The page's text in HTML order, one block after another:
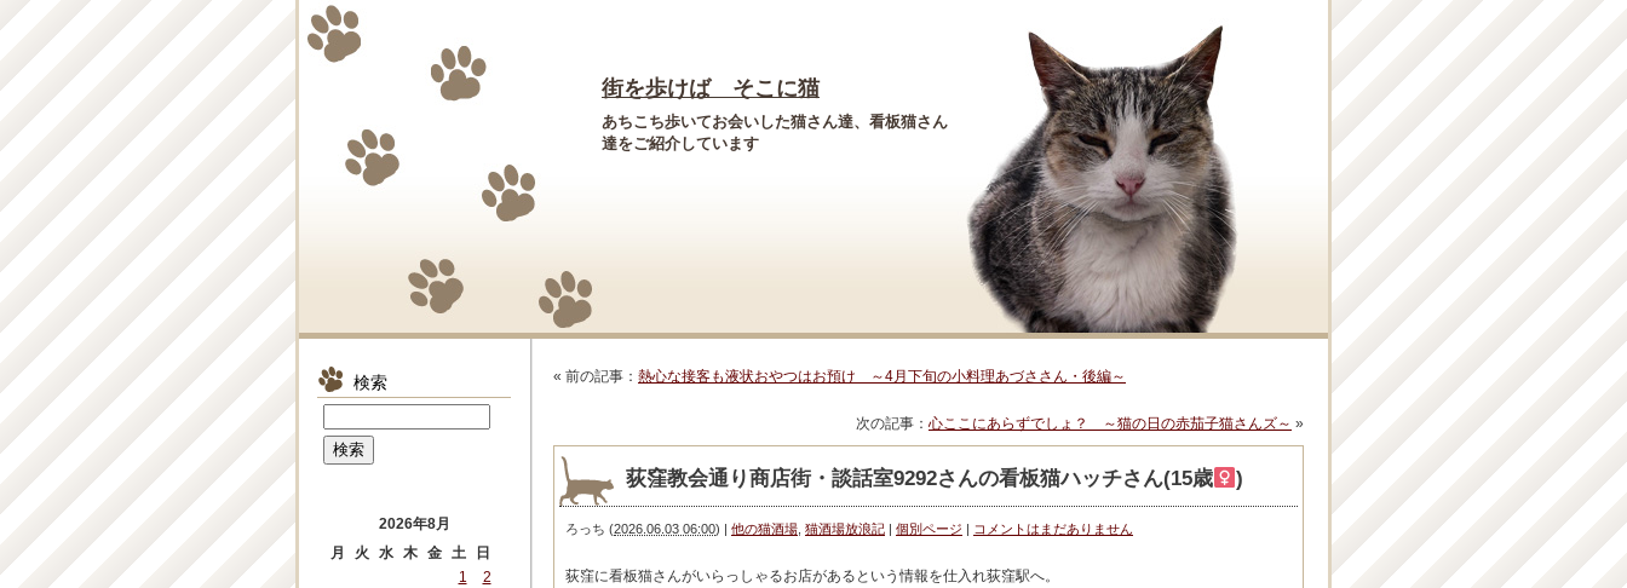
街を歩けば そこに猫
あちこち歩いてお会いした猫さん達、看板猫さん
達をご紹介しています
« 前の記事： 熱心な接客も液状おやつはお預け ～4月下旬の小料理あづささん・後編～
次の記事： 心ここにあらずでしょ？ ～猫の日の赤茄子猫さんズ～ »
荻窪教会通り商店街・談話室9292さんの看板猫ハッチさん(15歳 )
ろっち (2026.06.03 06:00) | 他の猫酒場 猫酒場放浪記 | 個別ページ | コメントはまだありません
荻窪に看板猫さんがいらっしゃるお店があるという情報を仕入れ荻窪駅へ。
検索
2026年8月
月
火 水 木 金 土
日
1
2